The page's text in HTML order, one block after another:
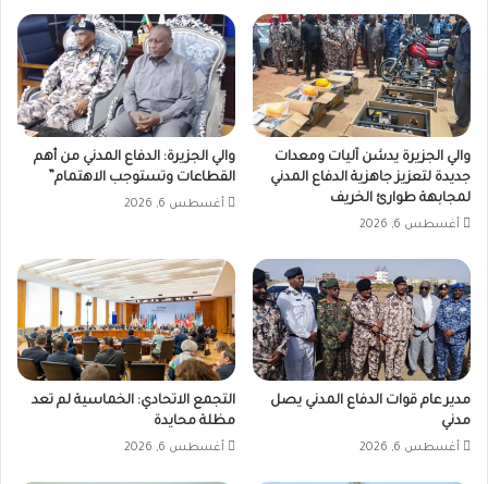
السلطات
التشادية
عززت
الرقابة
في
المعابر
الحدودية،
ولم
تعد
تسمح
مواطني
البلدين
إلا
عبر
الجوازات
وأشارت
المصادر
إلى
والي الجزيرة يدشن آليات ومعدات
جديدة لتعزيز جاهزية الدفاع المدني
لمجابهة طوارئ الخريف
أغسطس 6, 2026
والي الجزيرة: الدفاع المدني من أهم
القطاعات وتستوجب الاهتمام”
أغسطس 6, 2026
مدير عام قوات الدفاع المدني يصل
مدني
أغسطس 6, 2026
التجمع الاتحادي: الخماسية لم تعد
مظلة محايدة
أغسطس 6, 2026